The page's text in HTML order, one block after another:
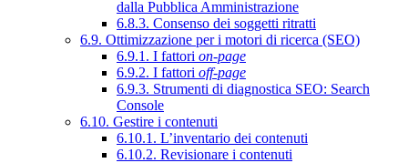
dalla Pubblica Amministrazione
6.8.3. Consenso dei soggetti ritratti
6.9. Ottimizzazione per i motori di ricerca (SEO)
6.9.1. I fattori on-page
6.9.2. I fattori off-page
6.9.3. Strumenti di diagnostica SEO: Search
Console
6.10. Gestire i contenuti
6.10.1. L’inventario dei contenuti
6.10.2. Revisionare i contenuti